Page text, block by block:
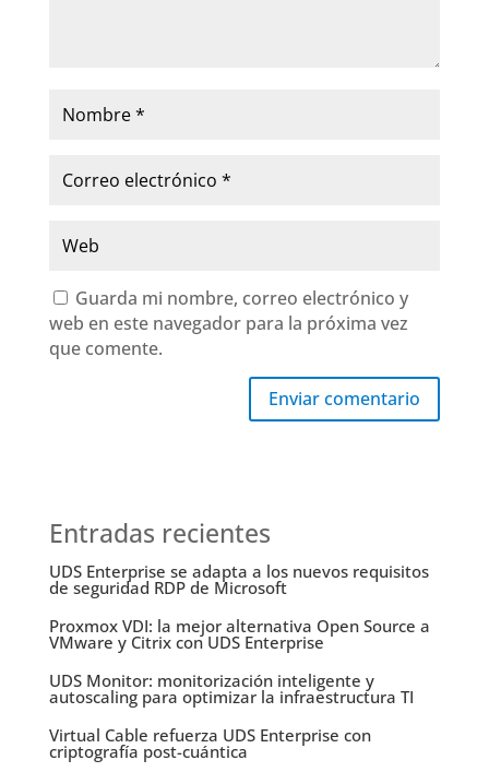
Guarda mi nombre, correo electrónico y
web en este navegador para la próxima vez
que comente.
Enviar comentario
Entradas recientes
UDS Enterprise se adapta a los nuevos requisitos
de seguridad RDP de Microsoft
Proxmox VDI: la mejor alternativa Open Source a
VMware y Citrix con UDS Enterprise
UDS Monitor: monitorización inteligente y
autoscaling para optimizar la infraestructura TI
Virtual Cable refuerza UDS Enterprise con
criptografía post-cuántica